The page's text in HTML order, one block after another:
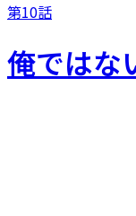
第10話
俺ではな